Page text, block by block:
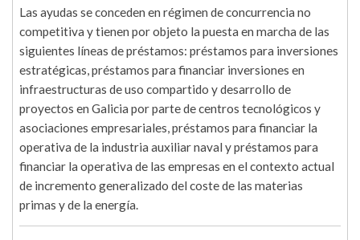
Las ayudas se conceden en régimen de concurrencia no
competitiva y tienen por objeto la puesta en marcha de las
siguientes líneas de préstamos: préstamos para inversiones
estratégicas, préstamos para financiar inversiones en
infraestructuras de uso compartido y desarrollo de
proyectos en Galicia por parte de centros tecnológicos y
asociaciones empresariales, préstamos para financiar la
operativa de la industria auxiliar naval y préstamos para
financiar la operativa de las empresas en el contexto actual
de incremento generalizado del coste de las materias
primas y de la energía.